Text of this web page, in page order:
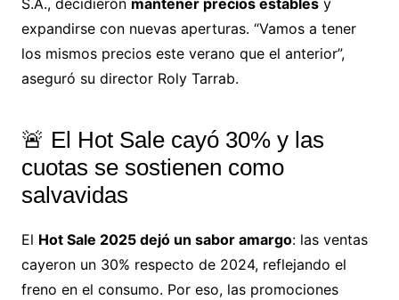
S.A., decidieron mantener precios establesy
expandirse con nuevas aperturas. “Vamos a tener
los mismos precios este verano que el anterior”,
aseguró su director Roly Tarrab.
🚨 El Hot Sale cayó 30% y las
cuotas se sostienen como
salvavidas
El Hot Sale 2025 dejó un sabor amargo: las ventas
cayeron un 30% respecto de 2024, reflejando el
freno en el consumo. Por eso, las promociones